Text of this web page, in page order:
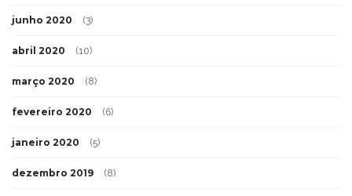
junho 2020 (3)
abril 2020 (10)
março 2020 (8)
fevereiro 2020 (6)
janeiro 2020 (5)
dezembro 2019 (8)